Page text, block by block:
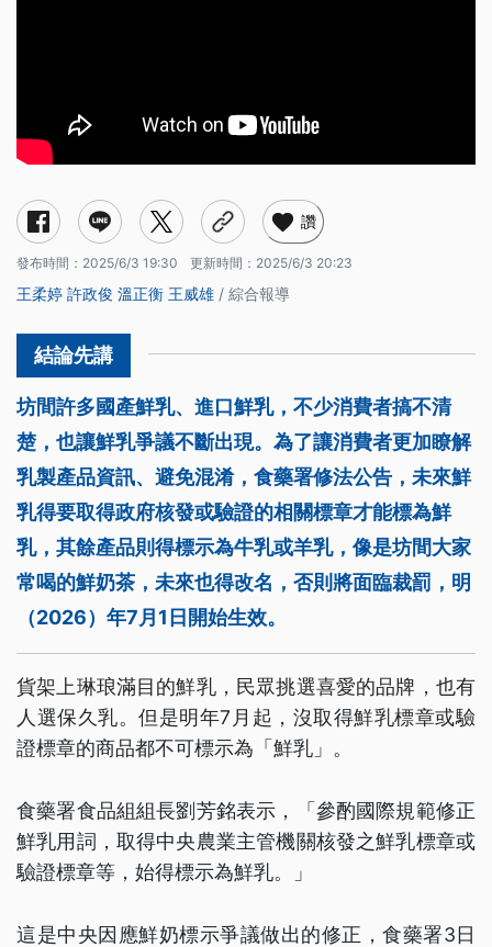
讚
發布時間： 2025/6/3 19:30 更新時間： 2025/6/3 20:23
王柔婷 許政俊 溫正衡 王威雄 / 綜合報導
坊間許多國產鮮乳、進口鮮乳，不少消費者搞不清
楚，也讓鮮乳爭議不斷出現。為了讓消費者更加瞭解
乳製產品資訊、避免混淆，食藥署修法公告，未來鮮
乳得要取得政府核發或驗證的相關標章才能標為鮮
乳，其餘產品則得標示為牛乳或羊乳，像是坊間大家
常喝的鮮奶茶，未來也得改名，否則將面臨裁罰，明
（2026）年7月1日開始生效。
貨架上琳琅滿目的鮮乳，民眾挑選喜愛的品牌，也有
人選保久乳。但是明年7月起，沒取得鮮乳標章或驗
證標章的商品都不可標示為「鮮乳」。
食藥署食品組組長劉芳銘表示，「參酌國際規範修正
鮮乳用詞，取得中央農業主管機關核發之鮮乳標章或
驗證標章等，始得標示為鮮乳。」
這是中央因應鮮奶標示爭議做出的修正，食藥署3日